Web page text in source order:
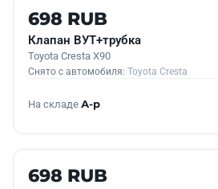
Б/У В НАЛИЧИИ
698 RUB
Клапан ВУТ+трубка
Toyota Cresta X90
Снято с автомобиля: Toyota Cresta
На складе А-р
Б/У В НАЛИЧИИ
698 RUB